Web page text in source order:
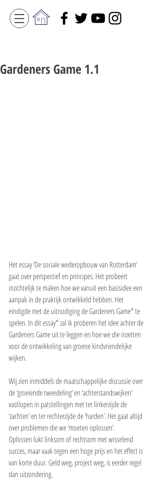
Gardeners Game 1.1
Het essay ‘De sociale wederopbouw van Rotterdam’
gaat over perspectief en principes. Het probeert
inzichtelijk te maken hoe we vanuit een basisidee een
aanpak in de praktijk ontwikkeld hebben. Het
eindigde met de uitnodiging de Gardeners Game* te
spelen. In dit essay* zal ik proberen het idee achter de
Gardeners Game uit te leggen en hoe we die inzetten
voor de ontwikkeling van groene kindvriendelijke
wijken.
Wij zien inmiddels de maatschappelijke discussie over
de ‘groeiende tweedeling’ en ‘achterstandswijken’
vastlopen in patstellingen met ter linkerzijde de
‘zachten’ en ter rechterzijde de ‘harden’. Het gaat altijd
over problemen die we ‘moeten oplossen’.
Oplossen lukt linksom of rechtsom met wisselend
succes, maar vaak tegen een hoge prijs en het effect is
van korte duur. Geld weg, project weg, is eerder regel
dan uitzondering.